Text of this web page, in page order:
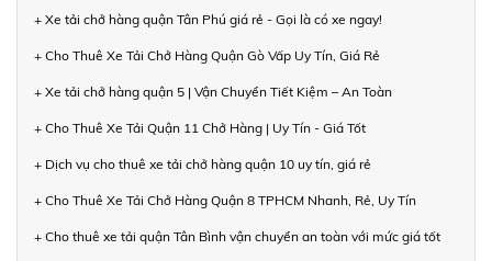
+ Xe tải chở hàng quận Tân Phú giá rẻ - Gọi là có xe ngay!
+ Cho Thuê Xe Tải Chở Hàng Quận Gò Vấp Uy Tín, Giá Rẻ
+ Xe tải chở hàng quận 5 | Vận Chuyển Tiết Kiệm – An Toàn
+ Cho Thuê Xe Tải Quận 11 Chở Hàng | Uy Tín - Giá Tốt
+ Dịch vụ cho thuê xe tải chở hàng quận 10 uy tín, giá rẻ
+ Cho Thuê Xe Tải Chở Hàng Quận 8 TPHCM Nhanh, Rẻ, Uy Tín
+ Cho thuê xe tải quận Tân Bình vận chuyển an toàn với mức giá tốt